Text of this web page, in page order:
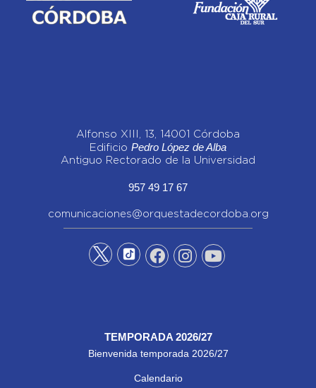
Alfonso XIII, 13, 14001 Córdoba
Edificio Pedro López de Alba
Antiguo Rectorado de la Universidad
957 49 17 67
comunicaciones@orquestadecordoba.org
TEMPORADA 2026/27
Bienvenida temporada 2026/27
Calendario